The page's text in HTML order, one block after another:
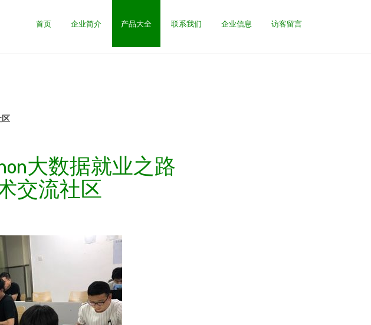
首页 企业简介 产品大全 联系我们 企业信息 访客留言
区
大数据就业之路
交流社区